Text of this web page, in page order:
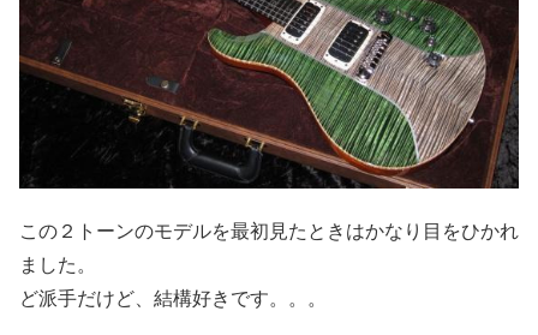
この２トーンのモデルを最初見たときはかなり目をひかれ
ました。
ど派手だけど、結構好きです。。。